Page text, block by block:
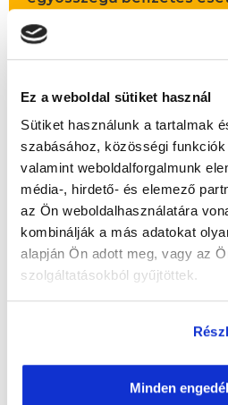
Ez a weboldal sütiket használ
Sütiket használunk a tartalmak
szabásához, közösségi
valamint weboldalforgalmunk
média-, hirdető- és elemező
az Ön weboldalhasználatára
kombinálják a más adatokat
alapján Ön adott meg, vagy az
szolgáltatásokból gyűjtöttek.
Minden
Vizsgadíj:
Vizsgadíj várható összege
A csoport a
biztosan
Lehet még
" F " csoport
Indulás időpontja:2026-
309 000 Ft